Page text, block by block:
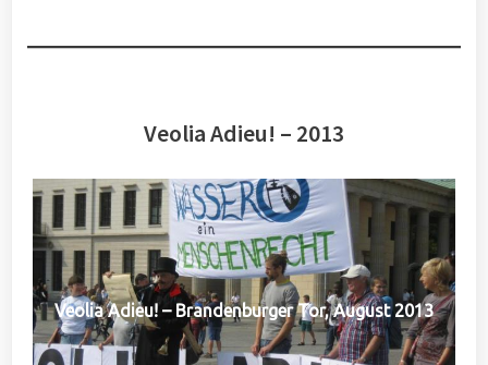
Veolia Adieu! – 2013
Veolia Adieu! – Brandenburger Tor, August 2013